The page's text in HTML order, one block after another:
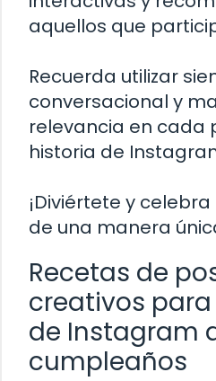
aquellos que
Recuerda utilizar
conversacional y
relevancia en cada
historia de
¡Diviértete y
de una manera
Recetas de
creativos
de Instagram
cumpleaños